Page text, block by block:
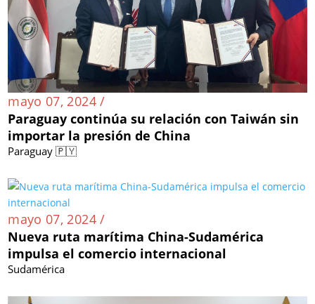
mayo 07, 2024 /
Paraguay continúa su relación con Taiwán sin
importar la presión de China
Paraguay 🇵🇾
mayo 07, 2024 /
Nueva ruta marítima China-Sudamérica
impulsa el comercio internacional
Sudamérica